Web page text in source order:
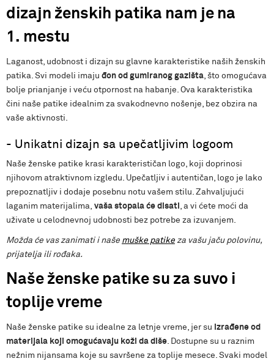
dizajn ženskih patika nam je na
1. mestu
Laganost, udobnost i dizajn su glavne karakteristike naših ženskih
patika. Svi modeli imaju đon od gumiranog gazišta, što omogućava
bolje prianjanje i veću otpornost na habanje. Ova karakteristika
čini naše patike idealnim za svakodnevno nošenje, bez obzira na
vaše aktivnosti.
- Unikatni dizajn sa upečatljivim logoom
Naše ženske patike krasi karakterističan logo, koji doprinosi
njihovom atraktivnom izgledu. Upečatljiv i autentičan, logo je lako
prepoznatljiv i dodaje posebnu notu vašem stilu. Zahvaljujući
laganim materijalima, vaša stopala će disati , a vi ćete moći da
uživate u celodnevnoj udobnosti bez potrebe za izuvanjem.
Možda će vas zanimati i naše muške patike za vašu jaču polovinu,
prijatelja ili rođaka.
Naše ženske patike su za suvo i
toplije vreme
Naše ženske patike su idealne za letnje vreme, jer su izrađene od
materijala koji omogućavaju koži da diše. Dostupne su u raznim
nežnim nijansama koje su savršene za toplije mesece. Svaki model